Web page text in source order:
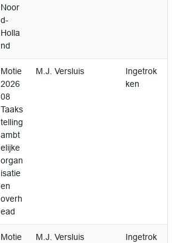
Noor
d-
Holla
nd
Motie
2026
08
Taaks
telling
ambt
elijke
organ
isatie
en
overh
ead
M.J. Versluis
Ingetrok
ken
Motie
M.J. Versluis
Ingetrok